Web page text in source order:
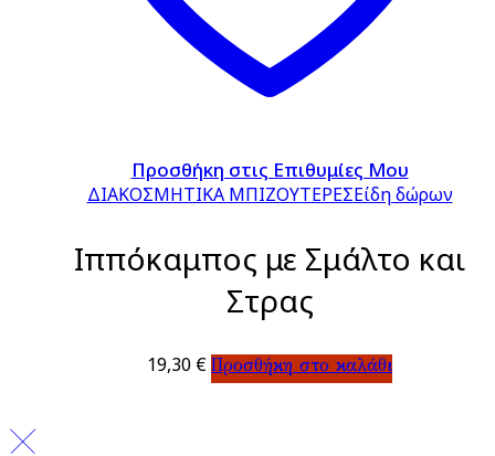
Προσθήκη στις Επιθυμίες Μου
ΔΙΑΚΟΣΜΗΤΙΚΑ ΜΠΙΖΟΥΤΕΡΕΣΕίδη δώρων
Ιππόκαμπος με Σμάλτο και
Στρας
19,30 € Προσθήκη στο καλάθι